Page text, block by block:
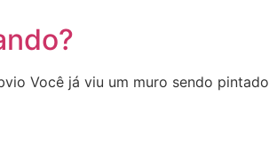
Você já viu um muro sendo pintado